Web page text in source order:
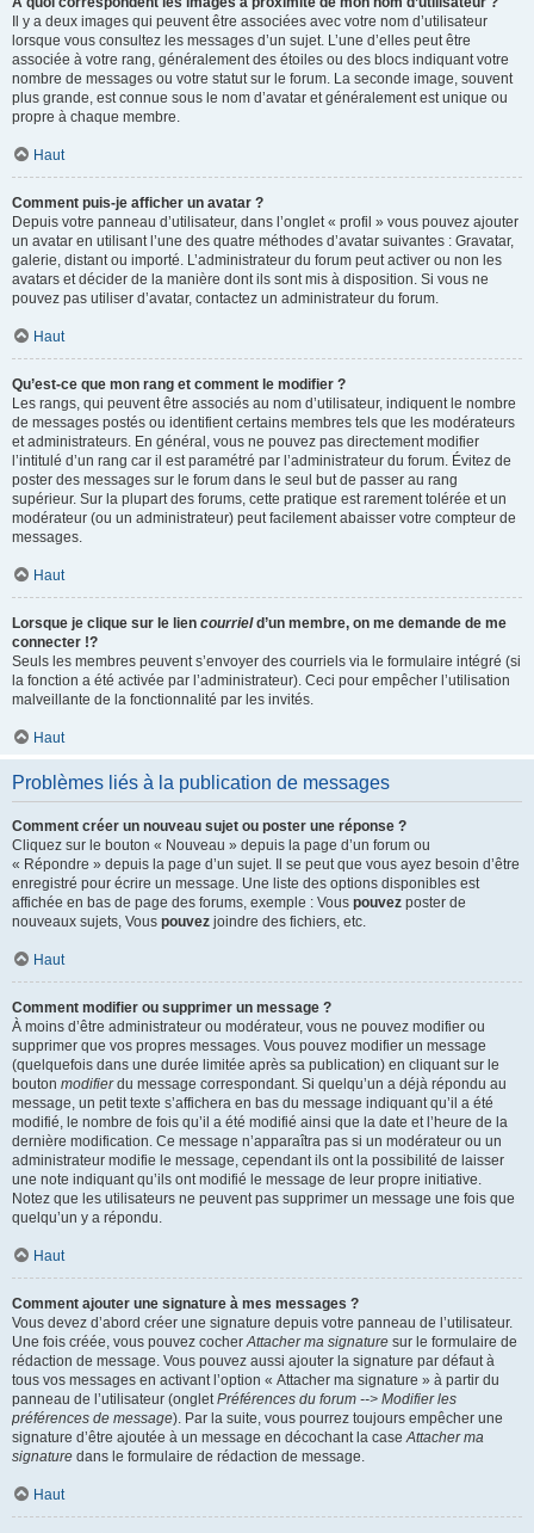
Il y a deux images qui peuvent être associées avec votre nom d’utilisateur
lorsque vous consultez les messages d’un sujet. L’une d’elles peut être
associée à votre rang, généralement des étoiles ou des blocs indiquant votre
nombre de messages ou votre statut sur le forum. La seconde image, souvent
plus grande, est connue sous le nom d’avatar et généralement est unique ou
propre à chaque membre.
Haut
Comment puis-je afficher un avatar ?
Depuis votre panneau d’utilisateur, dans l’onglet « profil » vous pouvez ajouter
un avatar en utilisant l’une des quatre méthodes d’avatar suivantes : Gravatar,
galerie, distant ou importé. L’administrateur du forum peut activer ou non les
avatars et décider de la manière dont ils sont mis à disposition. Si vous ne
pouvez pas utiliser d’avatar, contactez un administrateur du forum.
Haut
Qu’est-ce que mon rang et comment le modifier ?
Les rangs, qui peuvent être associés au nom d’utilisateur, indiquent le nombre
de messages postés ou identifient certains membres tels que les modérateurs
et administrateurs. En général, vous ne pouvez pas directement modifier
l’intitulé d’un rang car il est paramétré par l’administrateur du forum. Évitez de
poster des messages sur le forum dans le seul but de passer au rang
supérieur. Sur la plupart des forums, cette pratique est rarement tolérée et un
modérateur (ou un administrateur) peut facilement abaisser votre compteur de
messages.
Haut
Lorsque je clique sur le lien courrield’un membre, on me demande de me
connecter !?
Seuls les membres peuvent s’envoyer des courriels via le formulaire intégré (si
la fonction a été activée par l’administrateur). Ceci pour empêcher l’utilisation
malveillante de la fonctionnalité par les invités.
Haut
Problèmes liés à la publication de messages
Comment créer un nouveau sujet ou poster une réponse ?
Cliquez sur le bouton « Nouveau » depuis la page d’un forum ou
« Répondre » depuis la page d’un sujet. Il se peut que vous ayez besoin d’être
enregistré pour écrire un message. Une liste des options disponibles est
affichée en bas de page des forums, exemple : Vous pouvez poster de
nouveaux sujets, Vous pouvez joindre des fichiers, etc.
Haut
Comment modifier ou supprimer un message ?
À moins d’être administrateur ou modérateur, vous ne pouvez modifier ou
supprimer que vos propres messages. Vous pouvez modifier un message
(quelquefois dans une durée limitée après sa publication) en cliquant sur le
bouton modifierdu message correspondant. Si quelqu’un a déjà répondu au
message, un petit texte s’affichera en bas du message indiquant qu’il a été
modifié, le nombre de fois qu’il a été modifié ainsi que la date et l’heure de la
dernière modification. Ce message n’apparaîtra pas si un modérateur ou un
administrateur modifie le message, cependant ils ont la possibilité de laisser
une note indiquant qu’ils ont modifié le message de leur propre initiative.
Notez que les utilisateurs ne peuvent pas supprimer un message une fois que
quelqu’un y a répondu.
Haut
Comment ajouter une signature à mes messages ?
Vous devez d’abord créer une signature depuis votre panneau de l’utilisateur.
Une fois créée, vous pouvez cocherAttacher ma signature sur le formulaire de
rédaction de message. Vous pouvez aussi ajouter la signature par défaut à
tous vos messages en activant l’option « Attacher ma signature » à partir du
panneau de l’utilisateur (ongletPréférences du forum --> Modifier les
préférences de message). Par la suite, vous pourrez toujours empêcher une
signature d’être ajoutée à un message en décochant la caseAttacher ma
signature dans le formulaire de rédaction de message.
Haut